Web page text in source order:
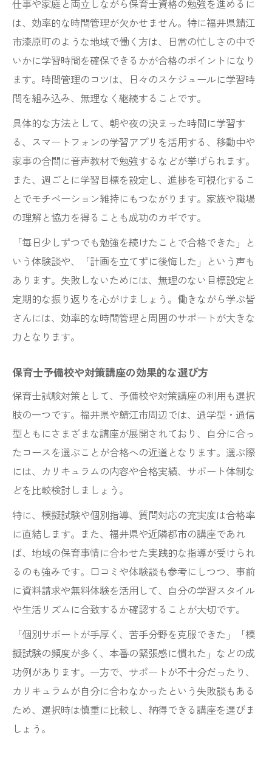
仕事や家庭と両立しながら保育士資格の勉強を進めるに
は、効率的な時間管理が欠かせません。特に福井県鯖江
市漆原町のような地域で働く方は、日常の忙しさの中で
いかに学習時間を確保できるかが合格のポイントになり
ます。時間管理のコツは、日々のスケジュールに学習時
間を組み込み、無理なく継続することです。
具体的な方法として、朝や夜の決まった時間に学習す
る、スマートフォンの学習アプリを活用する、移動中や
家事の合間に音声教材で勉強するなどが挙げられます。
また、週ごとに学習目標を設定し、進捗を可視化するこ
とでモチベーション維持にもつながります。家族や職場
の理解と協力を得ることも成功のカギです。
「毎日少しずつでも勉強を続けたことで合格できた」と
いう体験談や、「計画を立てずに後悔した」という声も
あります。失敗しないためには、無理のない目標設定と
定期的な振り返りを心がけましょう。働きながら学ぶ皆
さんには、効率的な時間管理と周囲のサポートが大きな
力となります。
保育士予備校や対策講座の効果的な選び方
保育士試験対策として、予備校や対策講座の利用も選択
肢の一つです。福井県や鯖江市周辺では、通学型・通信
型ともにさまざまな講座が展開されており、自分に合っ
たコースを選ぶことが合格への近道となります。選ぶ際
には、カリキュラムの内容や合格実績、サポート体制な
どを比較検討しましょう。
特に、模擬試験や個別指導、質問対応の充実度は合格率
に直結します。また、福井県や近隣都市の講座であれ
ば、地域の保育事情に合わせた実践的な指導が受けられ
るのも強みです。口コミや体験談も参考にしつつ、事前
に資料請求や無料体験を活用して、自分の学習スタイル
や生活リズムに合致するか確認することが大切です。
「個別サポートが手厚く、苦手分野を克服できた」「模
擬試験の頻度が多く、本番の緊張感に慣れた」などの成
功例があります。一方で、サポートが不十分だったり、
カリキュラムが自分に合わなかったという失敗談もある
ため、選択時は慎重に比較し、納得できる講座を選びま
しょう。